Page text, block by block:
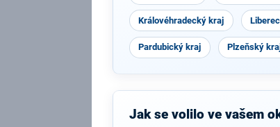
Královéhradecký kraj
Pardubický kraj Plzeňský
Jak se volilo ve vašem